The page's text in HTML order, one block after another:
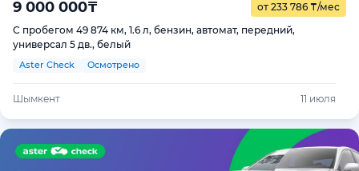
9 000 000₸ от 233 786 ₸/мес
С пробегом 49 874 км, 1.6 л, бензин, автомат, передний,
универсал 5 дв., белый
Aster Check Осмотрено
Шымкент 11 июля